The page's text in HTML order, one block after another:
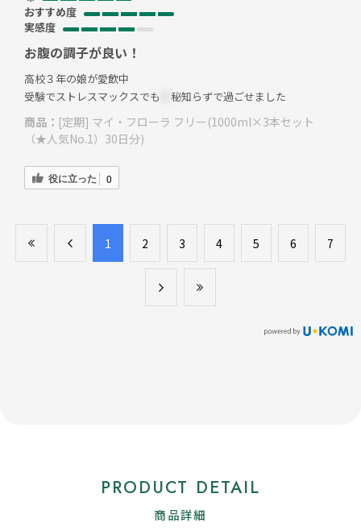
おすすめ度
実感度
お腹の調子が良い！
高校３年の娘が愛飲中
受験でストレスマックスでも
秘知らずで過ごせました
商品： [定期] マイ・フローラ フリー(1000ml×3本セット
（★人気No.1）30日分)
役に立った 0
​1 ​2 ​3 ​4 ​5 ​6 ​7
PRODUCT DETAIL
商品詳細